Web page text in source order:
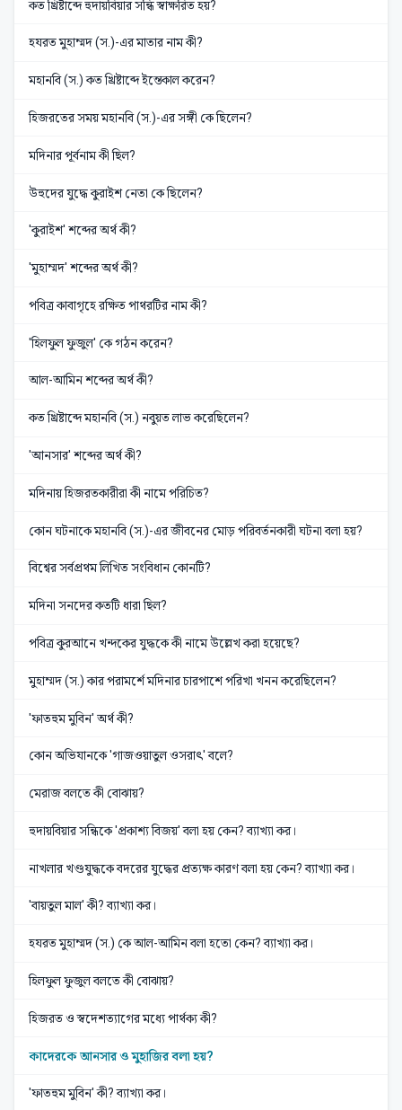
কত খ্রিষ্টাব্দে হুদায়বিয়ার সন্ধি স্বাক্ষরিত হয়?
হযরত মুহাম্মদ (স.)-এর মাতার নাম কী?
মহানবি (স.) কত খ্রিষ্টাব্দে ইন্তেকাল করেন?
হিজরতের সময় মহানবি (স.)-এর সঙ্গী কে ছিলেন?
মদিনার পূর্বনাম কী ছিল?
উহুদের যুদ্ধে কুরাইশ নেতা কে ছিলেন?
'কুরাইশ' শব্দের অর্থ কী?
'মুহাম্মদ' শব্দের অর্থ কী?
পবিত্র কাবাগৃহে রক্ষিত পাথরটির নাম কী?
'হিলফুল ফুজুল' কে গঠন করেন?
আল-আমিন শব্দের অর্থ কী?
কত খ্রিষ্টাব্দে মহানবি (স.) নবুয়ত লাভ করেছিলেন?
'আনসার' শব্দের অর্থ কী?
মদিনায় হিজরতকারীরা কী নামে পরিচিত?
কোন ঘটনাকে মহানবি (স.)-এর জীবনের মোড় পরিবর্তনকারী ঘটনা বলা হয়?
বিশ্বের সর্বপ্রথম লিখিত সংবিধান কোনটি?
মদিনা সনদের কতটি ধারা ছিল?
পবিত্র কুরআনে খন্দকের যুদ্ধকে কী নামে উল্লেখ করা হয়েছে?
মুহাম্মদ (স.) কার পরামর্শে মদিনার চারপাশে পরিখা খনন করেছিলেন?
'ফাতহুম মুবিন' অর্থ কী?
কোন অভিযানকে 'গাজওয়াতুল ওসরাৎ' বলে?
মেরাজ বলতে কী বোঝায়?
হুদায়বিয়ার সন্ধিকে 'প্রকাশ্য বিজয়' বলা হয় কেন? ব্যাখ্যা কর।
নাখলার খণ্ডযুদ্ধকে বদরের যুদ্ধের প্রত্যক্ষ কারণ বলা হয় কেন? ব্যাখ্যা কর।
'বায়তুল মাল' কী? ব্যাখ্যা কর।
হযরত মুহাম্মদ (স.) কে আল-আমিন বলা হতো কেন? ব্যাখ্যা কর।
হিলফুল ফুজুল বলতে কী বোঝায়?
হিজরত ও স্বদেশত্যাগের মধ্যে পার্থক্য কী?
কাদেরকে আনসার ও মুহাজির বলা হয়?
'ফাতহুম মুবিন' কী? ব্যাখ্যা কর।